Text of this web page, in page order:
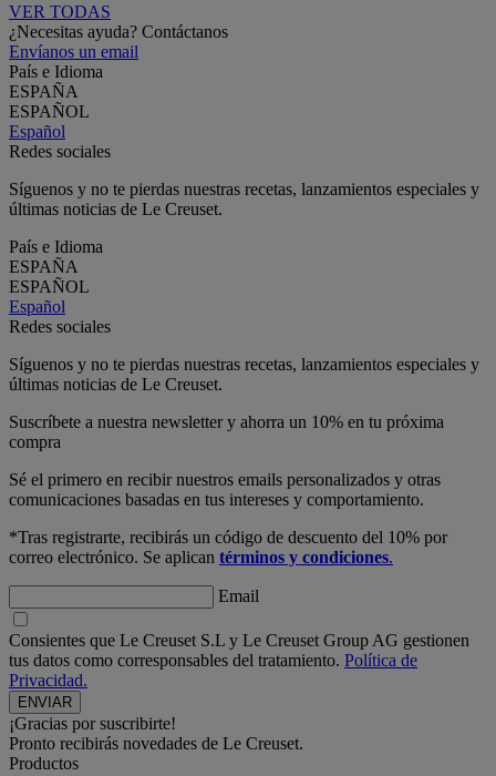
VER TODAS
¿Necesitas ayuda? Contáctanos
Envíanos un email
País e Idioma
ESPAÑA
ESPAÑOL
Español
Redes sociales
Síguenos y no te pierdas nuestras recetas, lanzamientos especiales y
últimas noticias de Le Creuset.
País e Idioma
ESPAÑA
ESPAÑOL
Español
Redes sociales
Síguenos y no te pierdas nuestras recetas, lanzamientos especiales y
últimas noticias de Le Creuset.
Suscríbete a nuestra newsletter y ahorra un 10% en tu próxima
compra
Sé el primero en recibir nuestros emails personalizados y otras
comunicaciones basadas en tus intereses y comportamiento.
*Tras registrarte, recibirás un código de descuento del 10% por
correo electrónico. Se aplican términos y condiciones.
Email
Consientes que Le Creuset S.L y Le Creuset Group AG gestionen
tus datos como corresponsables del tratamiento. Política de
Privacidad.
¡Gracias por suscribirte!
Pronto recibirás novedades de Le Creuset.
Productos